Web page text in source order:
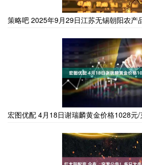
策略吧 2025年9月29日江苏无锡朝阳农产
宏图优配 4月18日谢瑞麟黄金价格1028元/